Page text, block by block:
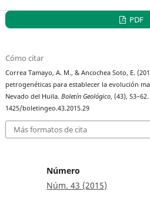
PDF
Cómo citar
Correa Tamayo, A. M., & Ancochea Soto, E.
petrogenéticas para establecer la evolución
Nevado del Huila.Boletín Geológico, (43),
1425/boletingeo.43.2015.29
Más formatos de cita
Número
Núm. 43 (2015)